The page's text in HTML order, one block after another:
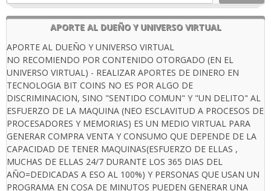
APORTE AL DUEÑO Y UNIVERSO VIRTUAL
APORTE AL DUEÑO Y UNIVERSO VIRTUAL
NO RECOMIENDO POR CONTENIDO OTORGADO (EN EL
UNIVERSO VIRTUAL) - REALIZAR APORTES DE DINERO EN
TECNOLOGIA BIT COINS NO ES POR ALGO DE
DISCRIMINACION, SINO "SENTIDO COMUN" Y "UN DELITO" AL
ESFUERZO DE LA MAQUINA (NEO ESCLAVITUD A PROCESOS DE
PROCESADORES Y MEMORIAS) ES UN MEDIO VIRTUAL PARA
GENERAR COMPRA VENTA Y CONSUMO QUE DEPENDE DE LA
CAPACIDAD DE TENER MAQUINAS(ESFUERZO DE ELLAS ,
MUCHAS DE ELLAS 24/7 DURANTE LOS 365 DIAS DEL
AÑO=DEDICADAS A ESO AL 100%) Y PERSONAS QUE USAN UN
PROGRAMA EN COSA DE MINUTOS PUEDEN GENERAR UNA